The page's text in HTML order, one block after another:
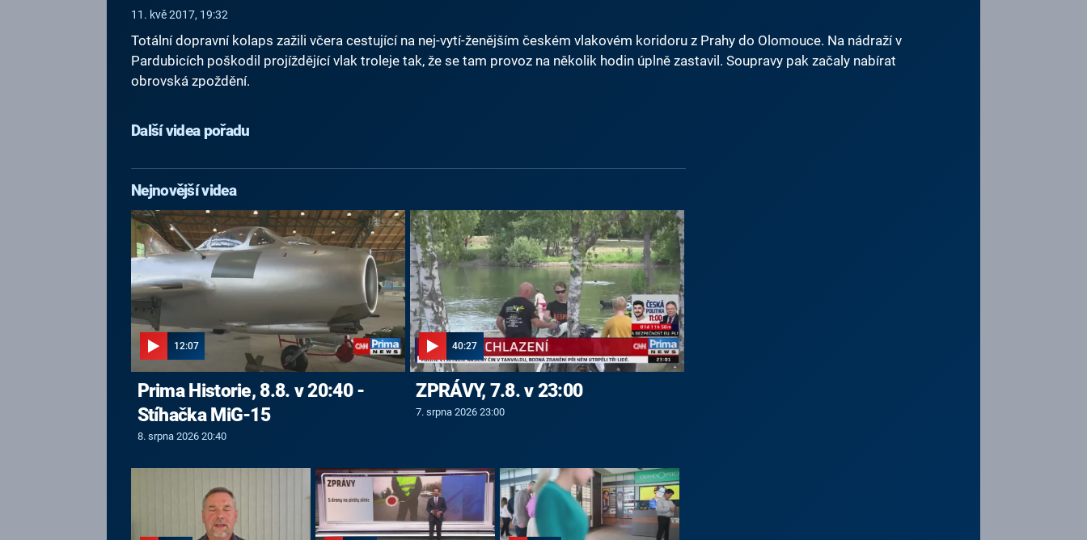
11. kvě 2017, 19:32
Totální dopravní kolaps zažili včera cestující na nej-vytí-ženějším českém vlakovém koridoru z Prahy do Olomouce. Na nádraží v
Pardubicích poškodil projíždějící vlak troleje tak, že se tam provoz na několik hodin úplně zastavil. Soupravy pak začaly nabírat
obrovská zpoždění.
Další videa pořadu
Nejnovější videa
12:07
Prima Historie, 8.8. v 20:40 -
Stíhačka MiG-15
8. srpna 2026 20:40
40:27
ZPRÁVY, 7.8. v 23:00
7. srpna 2026 23:00